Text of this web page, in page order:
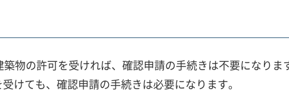
物の許可を受ければ、確認申請の手続きは不要になりま
けても、確認申請の手続きは必要になります。